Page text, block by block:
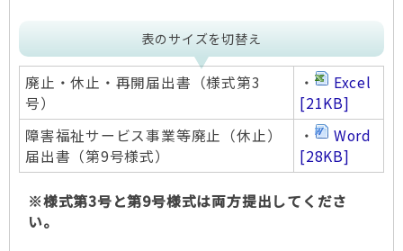
表のサイズを切替え
廃止・休止・再開届出書（様式第3
号）
・
Excel
[21KB]
障害福祉サービス事業等廃止（休止）
届出書（第9号様式）
・
Word
[28KB]
※様式第3号と第9号様式は両方提出してくださ
い。